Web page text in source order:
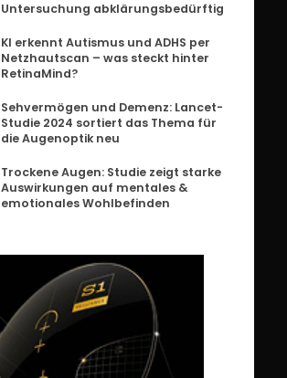
Untersuchung abklärungsbedürftig
KI erkennt Autismus und ADHS per
Netzhautscan – was steckt hinter
RetinaMind?
Sehvermögen und Demenz: Lancet-
Studie 2024 sortiert das Thema für
die Augenoptik neu
Trockene Augen: Studie zeigt starke
Auswirkungen auf mentales &
emotionales Wohlbefinden